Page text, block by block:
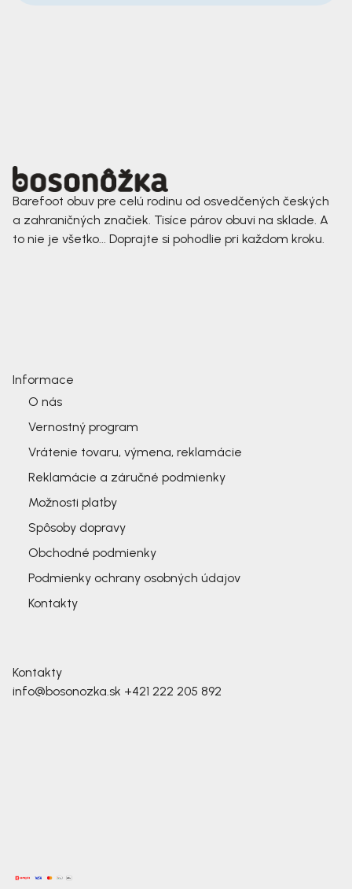
Barefoot obuv pre celú rodinu od osvedčených českých
a zahraničných značiek. Tisíce párov obuvi na sklade. A
to nie je všetko... Doprajte si pohodlie pri každom kroku.
Informace
O nás
Vernostný program
Vrátenie tovaru, výmena, reklamácie
Reklamácie a záručné podmienky
Možnosti platby
Spôsoby dopravy
Obchodné podmienky
Podmienky ochrany osobných údajov
Kontakty
Kontakty
info@bosonozka.sk +421 222 205 892